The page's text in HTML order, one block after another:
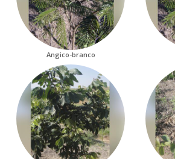
Angico-branco